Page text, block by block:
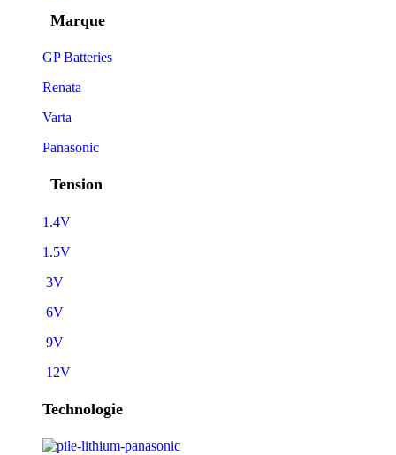
Marque
GP Batteries
Renata
Varta
Panasonic
Tension
1.4V
1.5V
3V
6V
9V
12V
Technologie